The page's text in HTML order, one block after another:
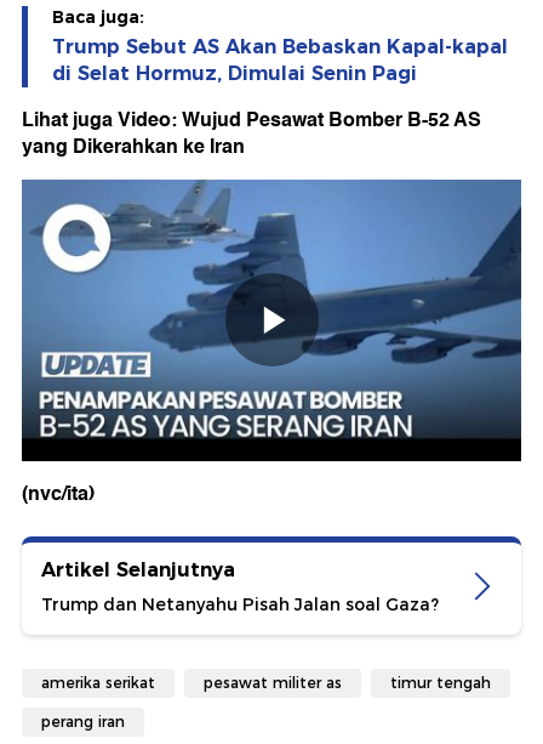
Baca juga:
Trump Sebut AS Akan Bebaskan Kapal-kapal
di Selat Hormuz, Dimulai Senin Pagi
Lihat juga Video: Wujud Pesawat Bomber B-52 AS
yang Dikerahkan ke Iran
(nvc/ita)
Artikel Selanjutnya
Trump dan Netanyahu Pisah Jalan soal Gaza?
amerika serikat pesawat militer as timur tengah
perang iran